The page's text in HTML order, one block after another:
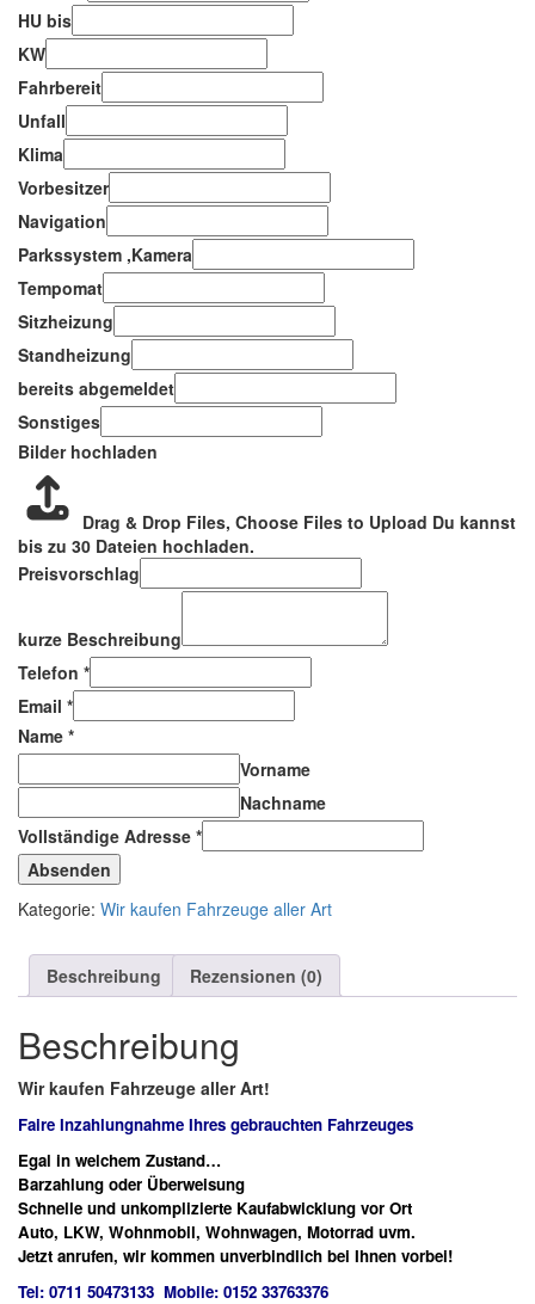
HU bis
KW
Fahrbereit
Unfall
Klima
Vorbesitzer
Navigation
Parkssystem ,Kamera
Tempomat
Sitzheizung
Standheizung
bereits abgemeldet
Sonstiges
Bilder hochladen
Drag & Drop Files, Choose Files to Upload Du kannst
bis zu 30 Dateien hochladen.
Preisvorschlag
kurze Beschreibung
Telefon *
Email *
Name *
Vorname
Nachname
Vollständige Adresse *
Absenden
Kategorie: Wir kaufen Fahrzeuge aller Art
Beschreibung Rezensionen (0)
Beschreibung
Wir kaufen Fahrzeuge aller Art!
Faire Inzahlungnahme Ihres gebrauchten Fahrzeuges
Egal in welchem Zustand…
Barzahlung oder Überweisung
Schnelle und unkomplizierte Kaufabwicklung vor Ort
Auto, LKW, Wohnmobil, Wohnwagen, Motorrad uvm.
Jetzt anrufen, wir kommen unverbindlich bei Ihnen vorbei!
Tel: 0711 50473133 Mobile: 0152 33763376